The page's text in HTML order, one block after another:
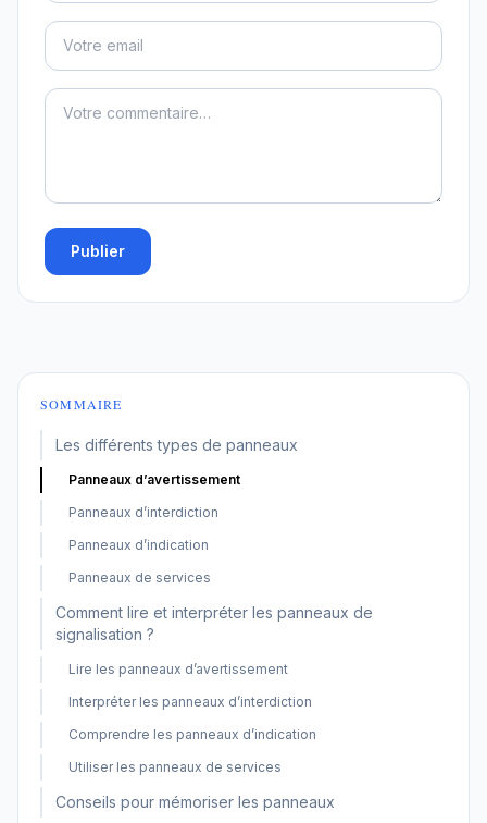
Publier
SOMMAIRE
Les différents types de panneaux
Panneaux d’avertissement
Panneaux d’interdiction
Panneaux d’indication
Panneaux de services
Comment lire et interpréter les panneaux de
signalisation ?
Lire les panneaux d’avertissement
Interpréter les panneaux d’interdiction
Comprendre les panneaux d’indication
Utiliser les panneaux de services
Conseils pour mémoriser les panneaux